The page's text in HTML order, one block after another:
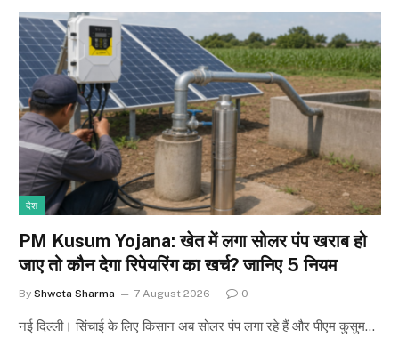
देश
PM Kusum Yojana: खेत में लगा सोलर पंप खराब हो
जाए तो कौन देगा रिपेयरिंग का खर्च? जानिए 5 नियम
By Shweta Sharma 7 August 2026 0
नई दिल्ली। सिंचाई के लिए किसान अब सोलर पंप लगा रहे हैं और पीएम कुसुम…